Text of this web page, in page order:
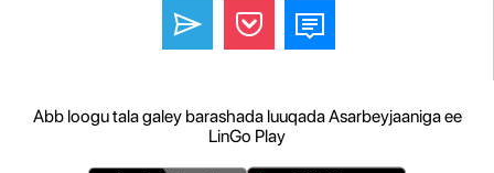
Abb loogu tala galey barashada luuqada Asarbeyjaaniga ee
LinGo Play